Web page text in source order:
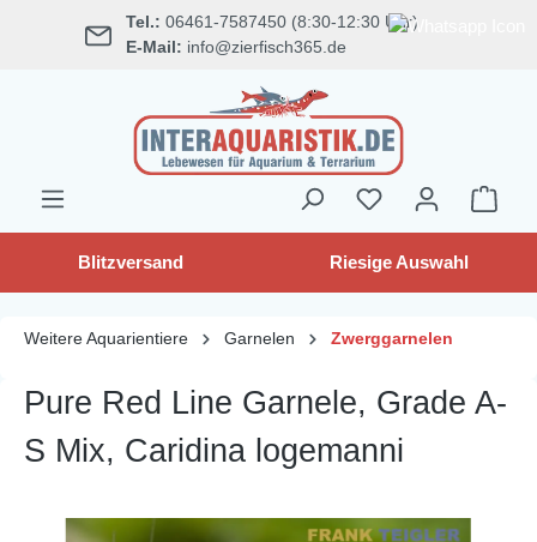
springen Tel.: 06461-7587450 (8:30-12:30 Uhr)
E-Mail: info@zierfisch365.de
Blitzversand Riesige Auswahl
Weitere Aquarientiere Garnelen Zwerggarnelen
Pure Red Line Garnele, Grade A-
S Mix, Caridina logemanni
Bildergalerie überspringen